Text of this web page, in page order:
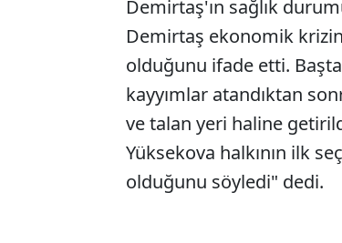
Demirtaş'ın sağlık
Demirtaş ekonomik
olduğunu ifade etti.
kayyımlar atandıktan
ve talan yeri haline
Yüksekova halkının ilk
olduğunu söyledi" dedi.